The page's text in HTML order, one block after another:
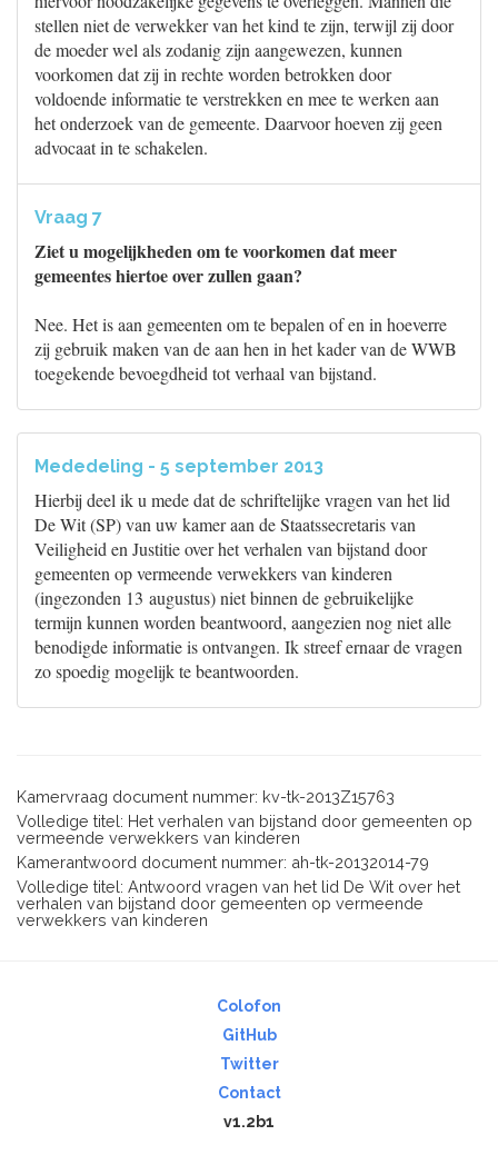
stellen niet de verwekker van het kind te zijn, terwijl zij door
de moeder wel als zodanig zijn aangewezen, kunnen
voorkomen dat zij in rechte worden betrokken door
voldoende informatie te verstrekken en mee te werken aan
het onderzoek van de gemeente. Daarvoor hoeven zij geen
advocaat in te schakelen.
Vraag 7
Ziet u mogelijkheden om te voorkomen dat meer
gemeentes hiertoe over zullen gaan?
Nee. Het is aan gemeenten om te bepalen of en in hoeverre
zij gebruik maken van de aan hen in het kader van de WWB
toegekende bevoegdheid tot verhaal van bijstand.
Mededeling - 5 september 2013
Hierbij deel ik u mede dat de schriftelijke vragen van het lid
De Wit (SP) van uw kamer aan de Staatssecretaris van
Veiligheid en Justitie over het verhalen van bijstand door
gemeenten op vermeende verwekkers van kinderen
(ingezonden 13 augustus) niet binnen de gebruikelijke
termijn kunnen worden beantwoord, aangezien nog niet alle
benodigde informatie is ontvangen. Ik streef ernaar de vragen
zo spoedig mogelijk te beantwoorden.
Kamervraag document nummer: kv-tk-2013Z15763
Volledige titel: Het verhalen van bijstand door gemeenten op
vermeende verwekkers van kinderen
Kamerantwoord document nummer: ah-tk-20132014-79
Volledige titel: Antwoord vragen van het lid De Wit over het
verhalen van bijstand door gemeenten op vermeende
verwekkers van kinderen
Colofon
GitHub
Twitter
Contact
v1.2b1